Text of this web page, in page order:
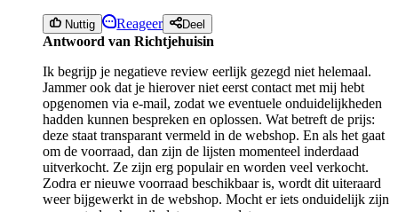
Nuttig Reageer Deel
Antwoord van Richtjehuisin
Ik begrijp je negatieve review eerlijk gezegd niet helemaal.
Jammer ook dat je hierover niet eerst contact met mij hebt
opgenomen via e-mail, zodat we eventuele onduidelijkheden
hadden kunnen bespreken en oplossen. Wat betreft de prijs:
deze staat transparant vermeld in de webshop. En als het gaat
om de voorraad, dan zijn de lijsten momenteel inderdaad
uitverkocht. Ze zijn erg populair en worden veel verkocht.
Zodra er nieuwe voorraad beschikbaar is, wordt dit uiteraard
weer bijgewerkt in de webshop. Mocht er iets onduidelijk zijn